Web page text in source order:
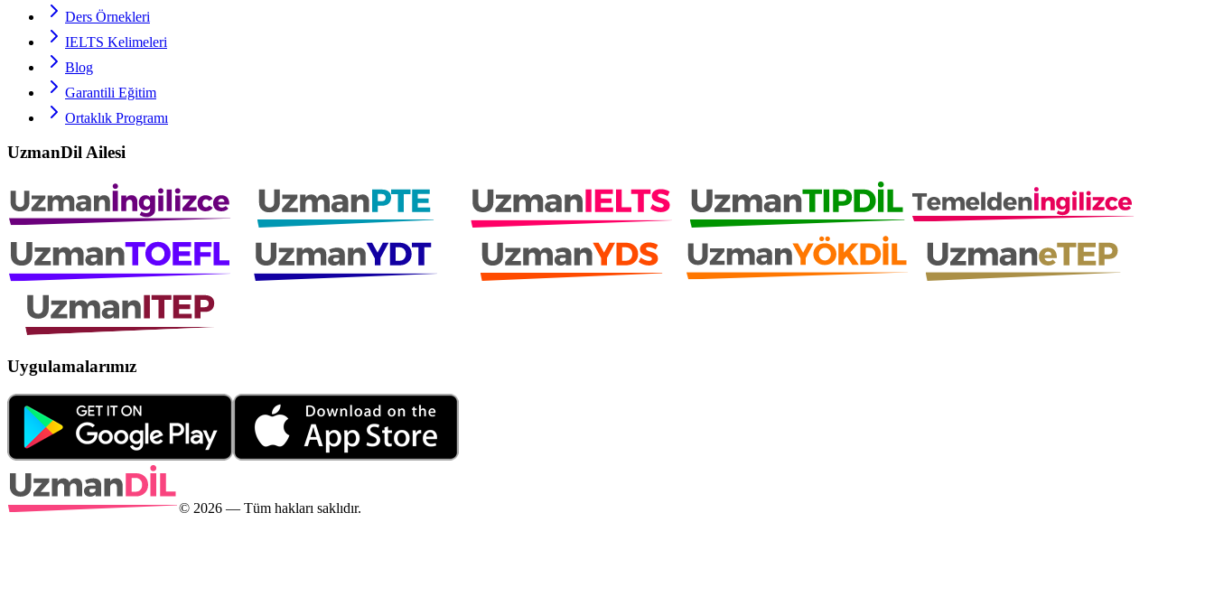
Ders Örnekleri
IELTS Kelimeleri
Blog
Garantili Eğitim
Ortaklık Programı
UzmanDil Ailesi
Uygulamalarımız
© 2026 — Tüm hakları saklıdır.